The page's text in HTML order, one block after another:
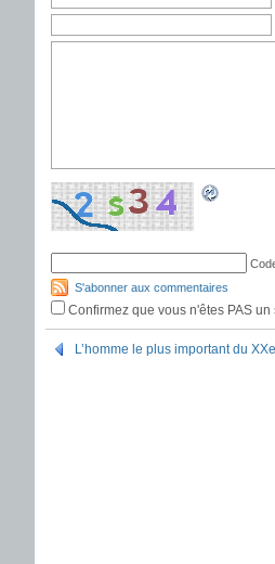
S'abonner aux commentaires
Confirmez que vous n'êtes PAS un
L’homme le plus important du